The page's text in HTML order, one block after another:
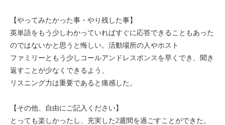
【やってみたかった事・やり残した事】
英単語をもう少しわかっていればすぐに応答できることもあった
のではないかと思うと悔しい。活動場所の人やホスト
ファミリーともう少しコールアンドレスポンスを早くでき、聞き
返すことが少なくできるよう、
リスニング力は重要であると痛感した。
【その他、自由にご記入ください】
とっても楽しかったし、充実した2週間を過ごすことができた。